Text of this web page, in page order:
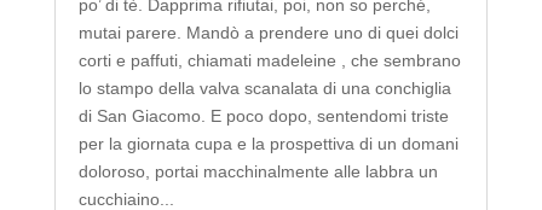
po’ di tè. Dapprima rifiutai, poi, non so perché,
mutai parere. Mandò a prendere uno di quei dolci
corti e paffuti, chiamati madeleine , che sembrano
lo stampo della valva scanalata di una conchiglia
di San Giacomo. E poco dopo, sentendomi triste
per la giornata cupa e la prospettiva di un domani
doloroso, portai macchinalmente alle labbra un
cucchiaino...